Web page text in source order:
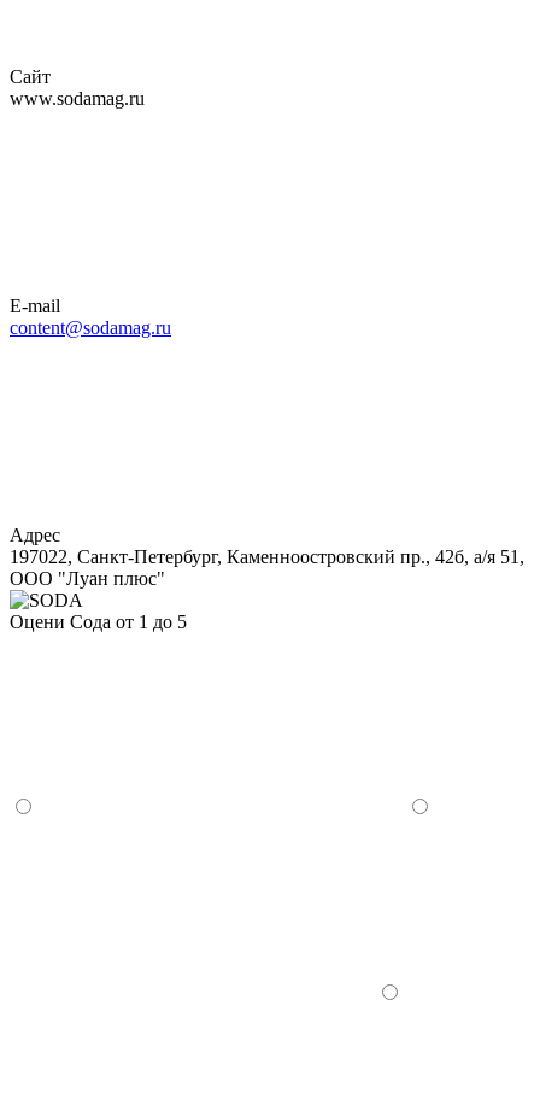
Сайт
www.sodamag.ru
E-mail
content@sodamag.ru
Адрес
197022, Санкт-Петербург, Каменноостровский пр., 42б, а/я 51,
ООО "Луан плюс"
Оцени Сода от 1 до 5